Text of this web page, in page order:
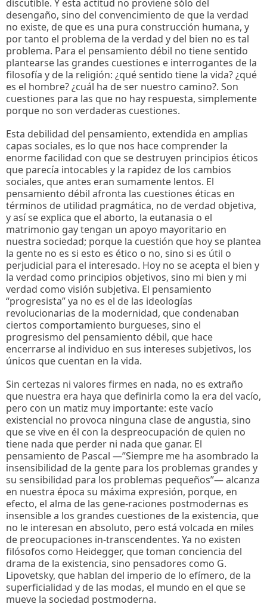
discutible. Y esta actitud no proviene sólo del
desengaño, sino del convencimiento de que la verdad
no existe, de que es una pura construcción humana, y
por tanto el problema de la verdad y del bien no es tal
problema. Para el pensamiento débil no tiene sentido
plantearse las grandes cuestiones e interrogantes de la
filosofía y de la religión: ¿qué sentido tiene la vida? ¿qué
es el hombre? ¿cuál ha de ser nuestro camino?. Son
cuestiones para las que no hay respuesta, simplemente
porque no son verdaderas cuestiones.
Esta debilidad del pensamiento, extendida en amplias
capas sociales, es lo que nos hace comprender la
enorme facilidad con que se destruyen principios éticos
que parecía intocables y la rapidez de los cambios
sociales, que antes eran sumamente lentos. El
pensamiento débil afronta las cuestiones éticas en
términos de utilidad pragmática, no de verdad objetiva,
y así se explica que el aborto, la eutanasia o el
matrimonio gay tengan un apoyo mayoritario en
nuestra sociedad; porque la cuestión que hoy se plantea
la gente no es si esto es ético o no, sino si es útil o
perjudicial para el interesado. Hoy no se acepta el bien y
la verdad como principios objetivos, sino mi bien y mi
verdad como visión subjetiva. El pensamiento
“progresista” ya no es el de las ideologías
revolucionarias de la modernidad, que condenaban
ciertos comportamiento burgueses, sino el
progresismo del pensamiento débil, que hace
encerrarse al individuo en sus intereses subjetivos, los
únicos que cuentan en la vida.
Sin certezas ni valores firmes en nada, no es extraño
que nuestra era haya que definirla como la era del vacío,
pero con un matiz muy importante: este vacío
existencial no provoca ninguna clase de angustia, sino
que se vive en él con la despreocupación de quien no
tiene nada que perder ni nada que ganar. El
pensamiento de Pascal —”Siempre me ha asombrado la
insensibilidad de la gente para los problemas grandes y
su sensibilidad para los problemas pequeños”— alcanza
en nuestra época su máxima expresión, porque, en
efecto, el alma de las gene-raciones postmodernas es
insensible a los grandes cuestiones de la existencia, que
no le interesan en absoluto, pero está volcada en miles
de preocupaciones in-transcendentes. Ya no existen
filósofos como Heidegger, que toman conciencia del
drama de la existencia, sino pensadores como G.
Lipovetsky, que hablan del imperio de lo efímero, de la
superficialidad y de las modas, el mundo en el que se
mueve la sociedad postmoderna.